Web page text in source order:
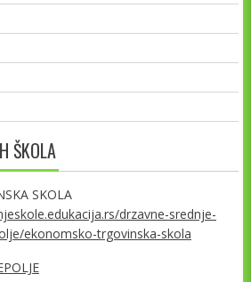
ŠKOLA
SKOLA
drzavne-srednje-
ekonomsko-trgovinska-skola